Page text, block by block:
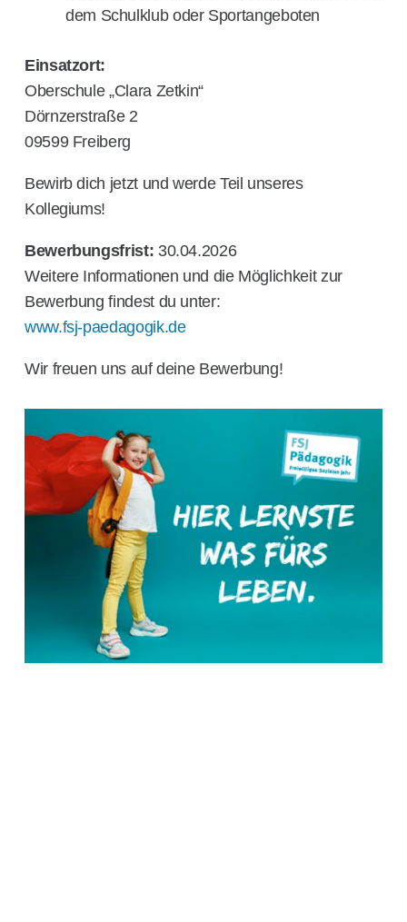
dem Schulklub oder Sportangeboten
Einsatzort:
Oberschule „Clara Zetkin“
Dörnzerstraße 2
09599 Freiberg
Bewirb dich jetzt und werde Teil unseres
Kollegiums!
Bewerbungsfrist: 30.04.2026
Weitere Informationen und die Möglichkeit zur
Bewerbung findest du unter:
www.fsj-paedagogik.de
Wir freuen uns auf deine Bewerbung!